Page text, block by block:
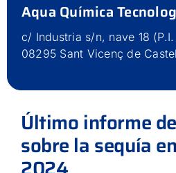
Contacto
Aqua Química
c/ Industria s/n, nave 18
08295 Sant Vicenç de
Último informe
sobre la sequía